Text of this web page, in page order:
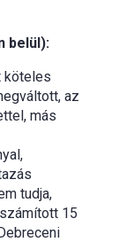
belül):
köteles
az
más
tudja,
15